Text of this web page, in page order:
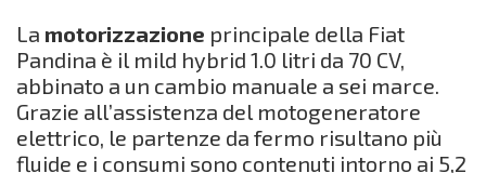
La motorizzazione principale della Fiat
Pandina è il mild hybrid 1.0 litri da 70 CV,
abbinato a un cambio manuale a sei marce.
Grazie all’assistenza del motogeneratore
elettrico, le partenze da fermo risultano più
fluide e i consumi sono contenuti intorno ai 5,2